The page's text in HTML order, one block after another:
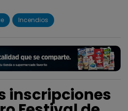
Incendios
inscripciones